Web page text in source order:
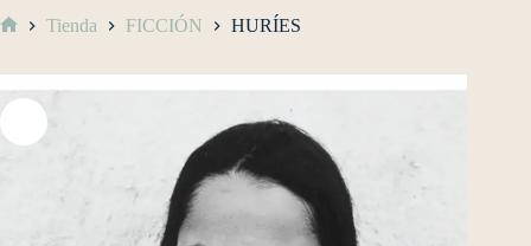
Tienda FICCIÓN HURÍES